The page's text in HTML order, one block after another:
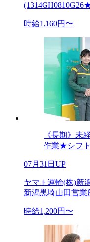
時給1,160円〜
《長期》未
作業★シフ
07月31日UP
ヤマト運輸(株)新
新潟黒埼山田営業
時給1,200円〜